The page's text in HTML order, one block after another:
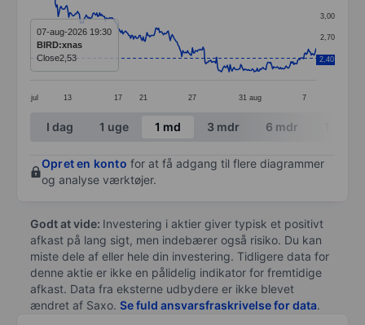
Line chart with 297 data points.
The chart has 1 X axis displaying categories.
The chart has 1 Y axis displaying values. Data
jul 13 17 21 27 31 aug 7
2,40
2,70
3,00
2,40
07-aug-2026 19:30
BIRD:xnas
Close2,53
End of interactive chart.
I dag 1 uge 1 md 3 mdr 6 mdr
Opret en konto for at få adgang til flere diagrammer
og analyse værktøjer.
Godt at vide: Investering i aktier giver typisk et positivt
afkast på lang sigt, men indebærer også risiko. Du kan
miste dele af eller hele din investering. Tidligere data for
denne aktie er ikke en pålidelig indikator for fremtidige
afkast. Data fra eksterne udbydere er ikke blevet
ændret af Saxo. Se fuld ansvarsfraskrivelse for data.